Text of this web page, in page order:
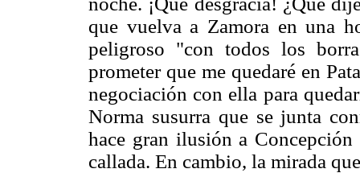
que vuelva a Zamora en una
peligroso "con todos los
prometer que me quedaré en
negociación con ella para
Norma susurra que se junta
hace gran ilusión a
callada. En cambio, la mirada